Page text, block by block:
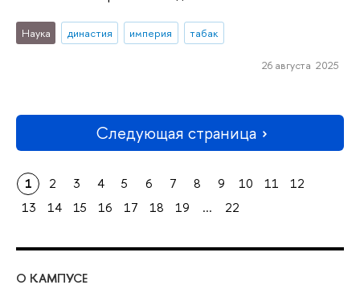
Наука династия империя табак
26 августа 2025
Следующая страница
1 2 3 4 5 6 7 8 9 10 11
12
13
14 15 16 17 18 19 ... 22
О КАМПУСЕ